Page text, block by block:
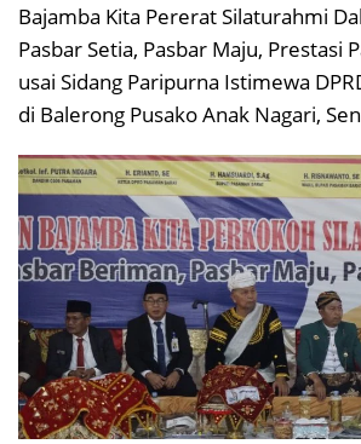
Bajamba Kita Pererat Silaturahmi
Pasbar Setia, Pasbar Maju, Prestasi
usai Sidang Paripurna Istimewa
di Balerong Pusako Anak Nagari,